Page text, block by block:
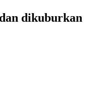
dikuburkan